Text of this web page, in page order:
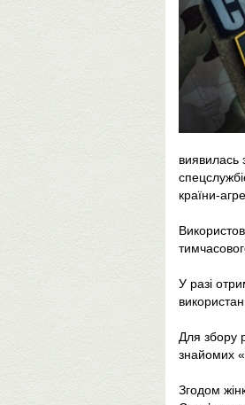
виявилась
країни-
У разі
Для збору
знайомих
Згодом